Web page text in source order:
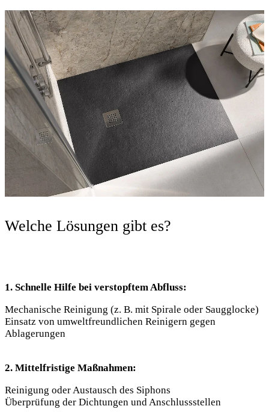
Welche Lösungen gibt es?
1. Schnelle Hilfe bei verstopftem Abfluss:
Mechanische Reinigung (z. B. mit Spirale oder Saugglocke)
Einsatz von umweltfreundlichen Reinigern gegen
Ablagerungen
2. Mittelfristige Maßnahmen:
Reinigung oder Austausch des Siphons
Überprüfung der Dichtungen und Anschlussstellen